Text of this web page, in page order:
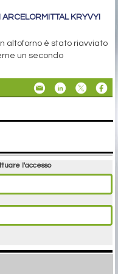
KRYVYI
altoforno è stato riavviato
un secondo
l'accesso